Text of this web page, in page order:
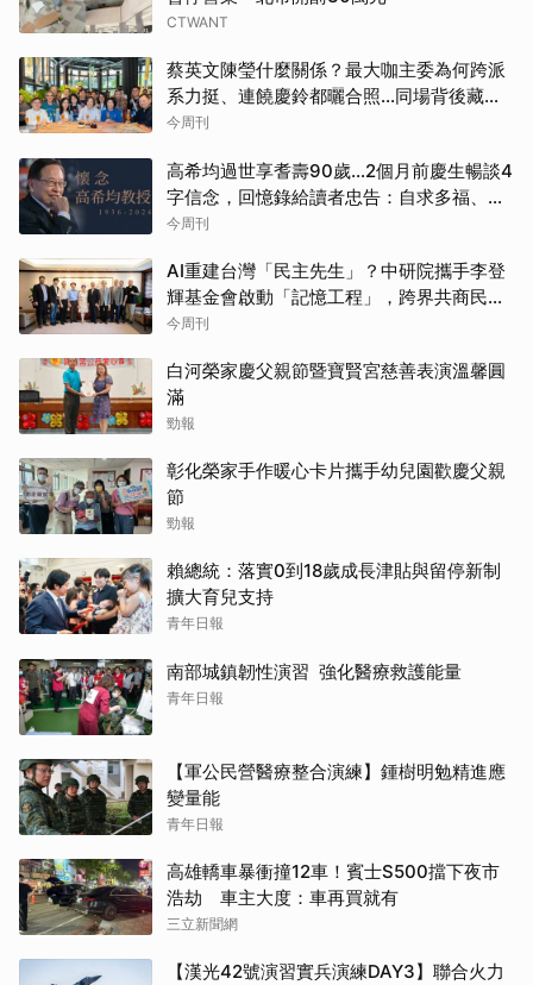
CTWANT
蔡英文陳瑩什麼關係？最大咖主委為何跨派
系力挺、連饒慶鈴都曬合照...同場背後藏政
壇合作內幕？
今周刊
高希均過世享耆壽90歲…2個月前慶生暢談4
字信念，回憶錄給讀者忠告：自求多福、一
切靠自己爭氣
今周刊
AI重建台灣「民主先生」？中研院攜手李登
輝基金會啟動「記憶工程」，跨界共商民主
傳承契機
今周刊
白河榮家慶父親節暨寶賢宮慈善表演溫馨圓
滿
勁報
彰化榮家手作暖心卡片攜手幼兒園歡慶父親
節
勁報
賴總統：落實0到18歲成長津貼與留停新制
擴大育兒支持
青年日報
南部城鎮韌性演習 強化醫療救護能量
青年日報
【軍公民營醫療整合演練】鍾樹明勉精進應
變量能
青年日報
高雄轎車暴衝撞12車！賓士S500擋下夜市
浩劫 車主大度：車再買就有
三立新聞網
【漢光42號演習實兵演練DAY3】聯合火力